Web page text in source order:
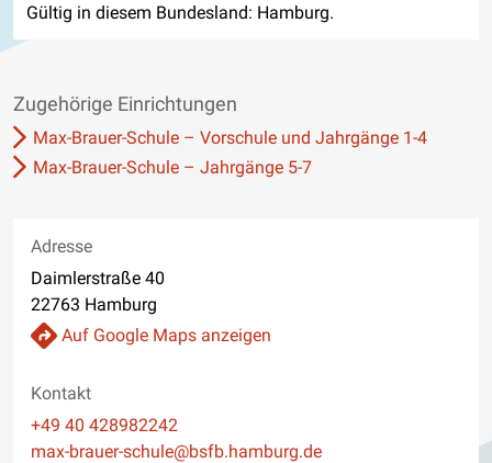
Gültig in diesem Bundesland: Hamburg.
Zugehörige Einrichtungen
Max-Brauer-Schule – Vorschule und Jahrgänge 1-4
Max-Brauer-Schule – Jahrgänge 5-7
Adresse
Daimlerstraße 40
22763 Hamburg
Auf Google Maps anzeigen
Kontakt
Telefon
+49 40 428982242
E-Mail
max-brauer-schule@bsfb.hamburg.de